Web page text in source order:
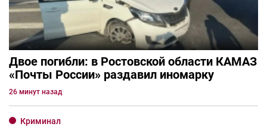
Двое погибли: в Ростовской области КАМАЗ
«Почты России» раздавил иномарку
26 минут назад
Криминал